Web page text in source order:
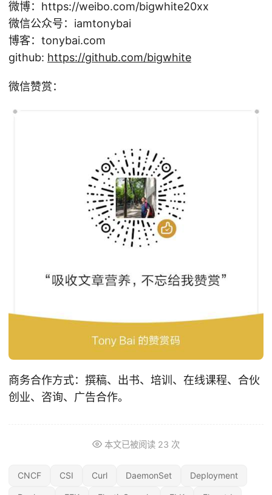
微博：https://weibo.com/bigwhite20xx
微信公众号：iamtonybai
博客：tonybai.com
github: https://github.com/bigwhite
微信赞赏：
商务合作方式：撰稿、出书、培训、在线课程、合伙
创业、咨询、广告合作。
本文已被阅读 23 次
CNCF CSI Curl DaemonSet Deployment